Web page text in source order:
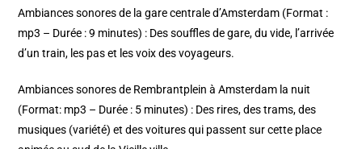
Ambiances sonores de la gare centrale d’Amsterdam (Format :
mp3 – Durée : 9 minutes) : Des souffles de gare, du vide, l’arrivée
d’un train, les pas et les voix des voyageurs.
Ambiances sonores de Rembrantplein à Amsterdam la nuit
(Format: mp3 – Durée : 5 minutes) : Des rires, des trams, des
musiques (variété) et des voitures qui passent sur cette place